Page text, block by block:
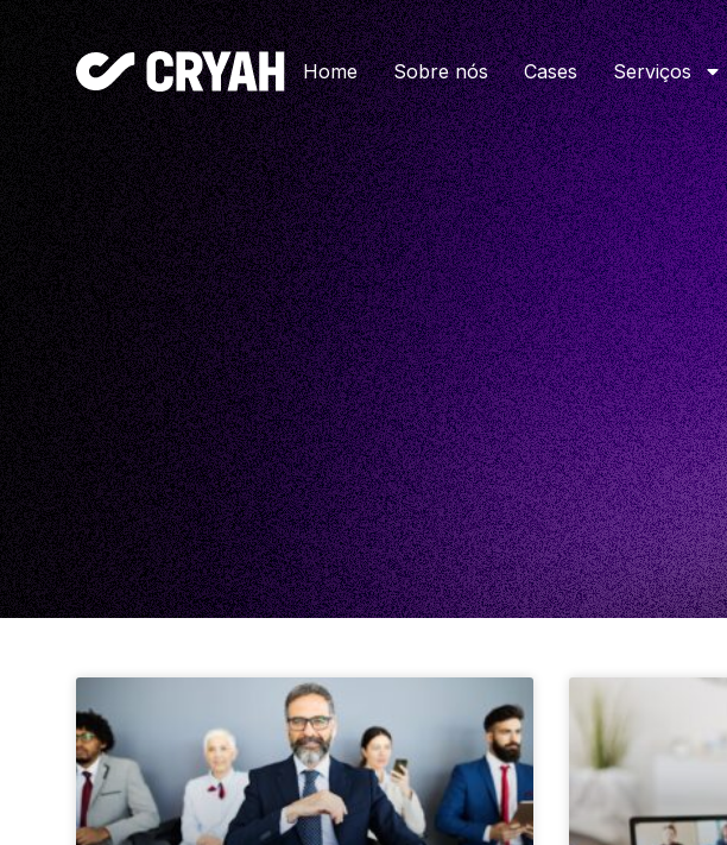
Home Sobre nós Cases Serviços